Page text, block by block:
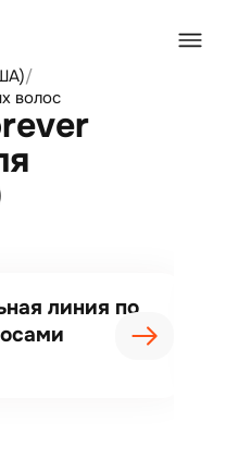
/
волос
линия по